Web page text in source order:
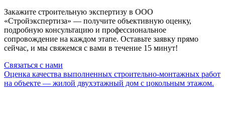
Закажите строительную экспертизу в ООО
«Стройэкспертиза» — получите объективную оценку,
подробную консультацию и профессиональное
сопровождение на каждом этапе. Оставьте заявку прямо
сейчас, и мы свяжемся с вами в течение 15 минут!
Связаться с нами
Оценка качества выполненных строительно-монтажных работ
на объекте — жилой двухэтажный дом с цокольным этажом.